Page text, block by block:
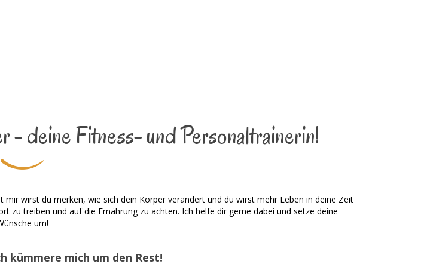
- deine Fitness- und Personaltrainerin!
wirst du merken, wie sich dein Körper verändert und du wirst mehr Leben in deine Zeit
zu treiben und auf die Ernährung zu achten. Ich helfe dir gerne dabei und setze deine
um!
kümmere mich um den Rest!